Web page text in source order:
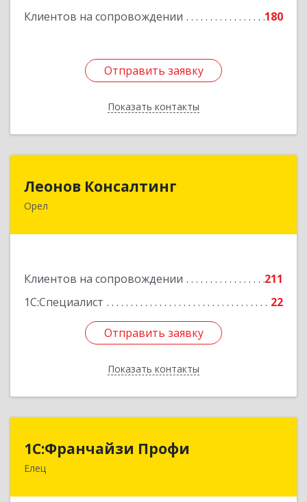
Клиентов на сопровождении 180
Отправить заявку
Показать контакты
Отправить заявку
Назад
Леонов Консалтинг
Орел
Клиентов на сопровождении
211
1С:Специалист
22
Отправить заявку
Показать контакты
302030, Орловская обл, Орловский р-н, Орел г,
Отправить заявку
Назад
1С:Франчайзи Профи
Елец
1С:Франчайзи Профи